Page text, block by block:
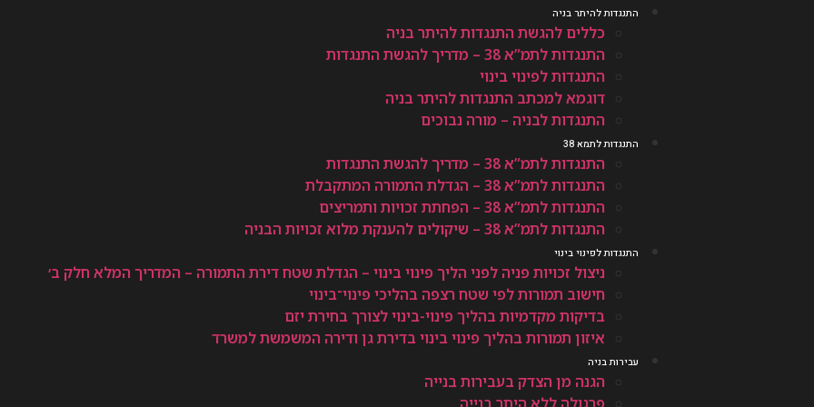
התנגדות להיתר בניה
כללים להגשת התנגדות להיתר בניה
התנגדות לתמ”א 38 – מדריך להגשת התנגדות
התנגדות לפינוי בינוי
דוגמא למכתב התנגדות להיתר בניה
התנגדות לבניה – מורה נבוכים
התנגדות לתמא 38
התנגדות לתמ”א 38 – מדריך להגשת התנגדות
התנגדות לתמ”א 38 – הגדלת התמורה המתקבלת
התנגדות לתמ”א 38 – הפחתת זכויות ותמריצים
התנגדות לתמ”א 38 – שיקולים להענקת מלוא זכויות הבניה
התנגדות לפינוי בינוי
ניצול זכויות פניה לפני הליך פינוי בינוי – הגדלת שטח דירת התמורה – המדריך המלא חלק ב׳
חישוב תמורות לפי שטח רצפה בהליכי פינוי־בינוי
בדיקות מקדמיות בהליך פינוי-בינוי לצורך בחירת יזם
איזון תמורות בהליך פינוי בינוי בדירת גן ודירה המשמשת למשרד
עבירות בניה
הגנה מן הצדק בעבירות בנייה